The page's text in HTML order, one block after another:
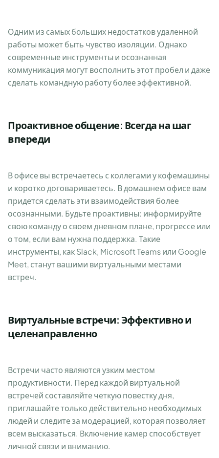
Одним из самых больших недостатков удаленной
работы может быть чувство изоляции. Однако
современные инструменты и осознанная
коммуникация могут восполнить этот пробел и даже
сделать командную работу более эффективной.
Проактивное общение: Всегда на шаг
впереди
В офисе вы встречаетесь с коллегами у кофемашины
и коротко договариваетесь. В домашнем офисе вам
придется сделать эти взаимодействия более
осознанными. Будьте проактивны: информируйте
свою команду о своем дневном плане, прогрессе или
о том, если вам нужна поддержка. Такие
инструменты, как Slack, Microsoft Teams или Google
Meet, станут вашими виртуальными местами
встреч.
Виртуальные встречи: Эффективно и
целенаправленно
Встречи часто являются узким местом
продуктивности. Перед каждой виртуальной
встречей составляйте четкую повестку дня,
приглашайте только действительно необходимых
людей и следите за модерацией, которая позволяет
всем высказаться. Включение камер способствует
личной связи и вниманию.